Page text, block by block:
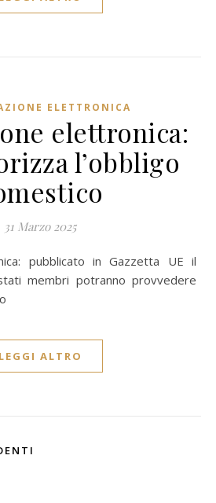
ELETTRONICA
elettronica:
l’obbligo
31 Marzo 2025
membri potranno provvedere
LEGGI ALTRO